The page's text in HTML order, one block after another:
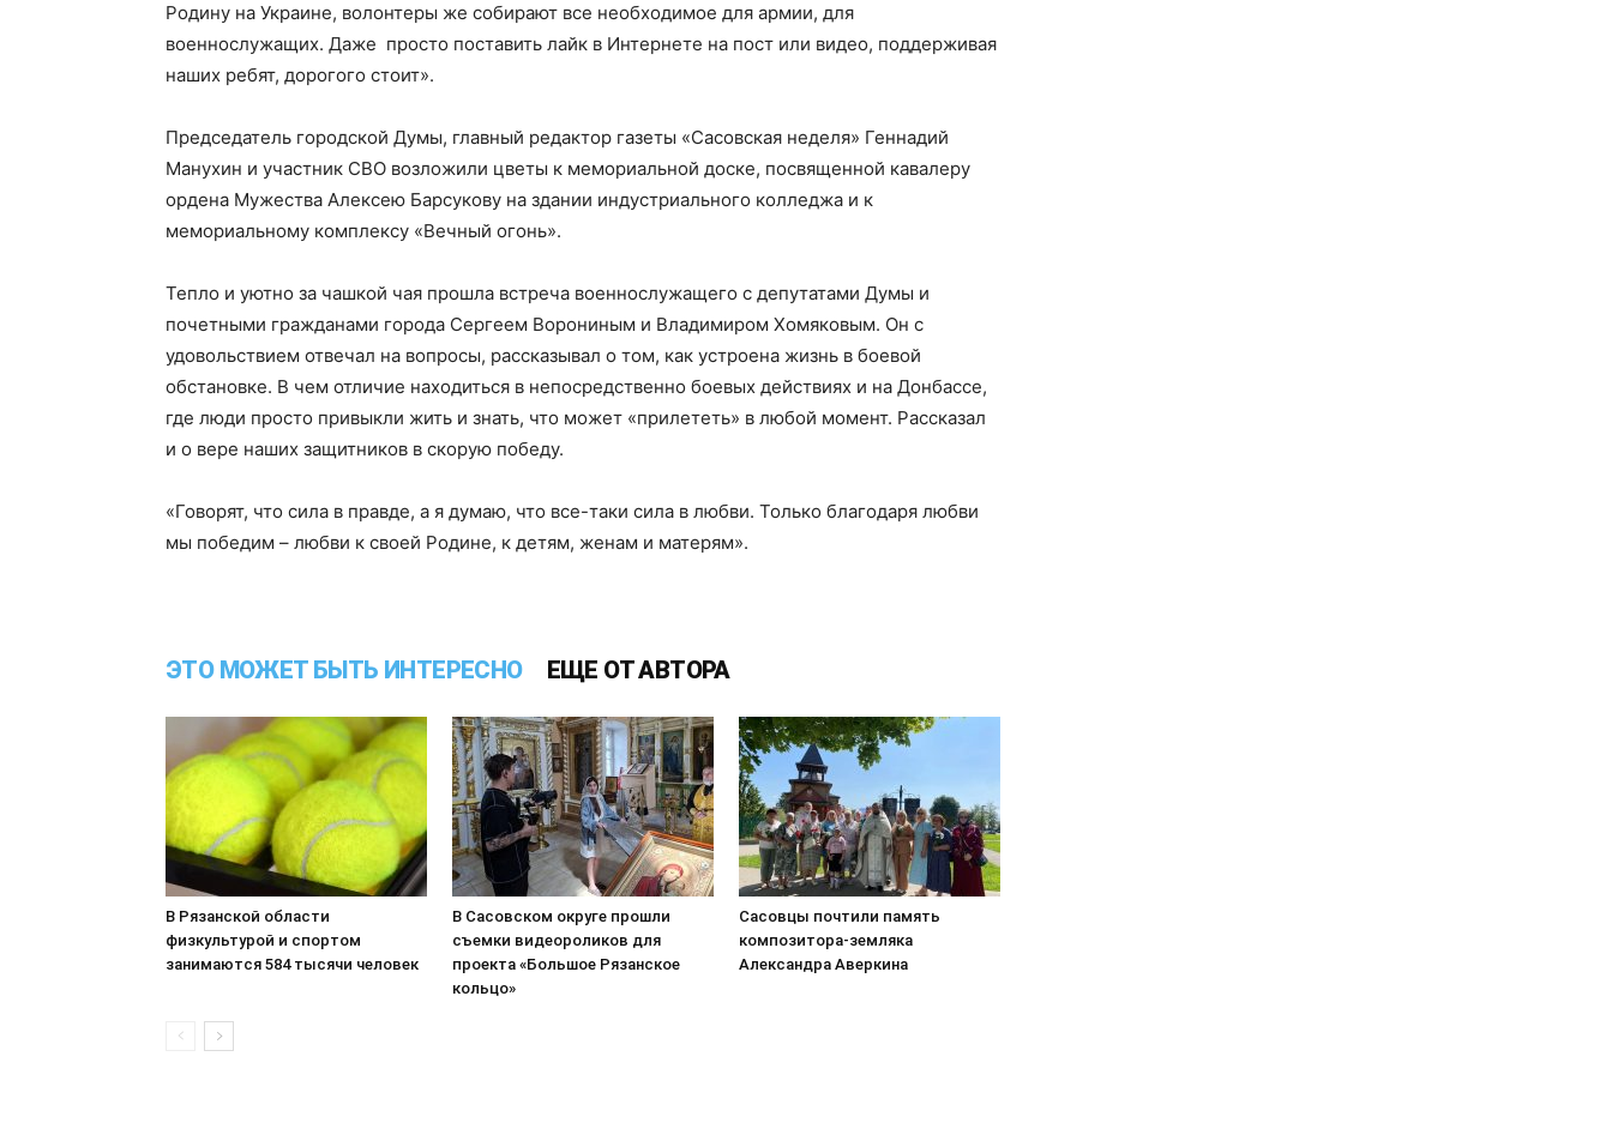
Родину на Украине, волонтеры же собирают все необходимое для армии, для
военнослужащих. Даже просто поставить лайк в Интернете на пост или видео, поддерживая
наших ребят, дорогого стоит».
Председатель городской Думы, главный редактор газеты «Сасовская неделя» Геннадий
Манухин и участник СВО возложили цветы к мемориальной доске, посвященной кавалеру
ордена Мужества Алексею Барсукову на здании индустриального колледжа и к
мемориальному комплексу «Вечный огонь».
Тепло и уютно за чашкой чая прошла встреча военнослужащего с депутатами Думы и
почетными гражданами города Сергеем Ворониным и Владимиром Хомяковым. Он с
удовольствием отвечал на вопросы, рассказывал о том, как устроена жизнь в боевой
обстановке. В чем отличие находиться в непосредственно боевых действиях и на Донбассе,
где люди просто привыкли жить и знать, что может «прилететь» в любой момент. Рассказал
и о вере наших защитников в скорую победу.
«Говорят, что сила в правде, а я думаю, что все-таки сила в любви. Только благодаря любви
мы победим – любви к своей Родине, к детям, женам и матерям».
ЭТО МОЖЕТ БЫТЬ ИНТЕРЕСНО ЕЩЕ ОТ АВТОРА
В Рязанской области
физкультурой и спортом
занимаются 584 тысячи человек
В Сасовском округе прошли
съемки видеороликов для
проекта «Большое Рязанское
кольцо»
Сасовцы почтили память
композитора-земляка
Александра Аверкина